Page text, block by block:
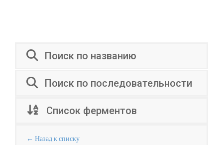
Поиск по названию
Поиск по последовательности
Список ферментов
← Назад к списку